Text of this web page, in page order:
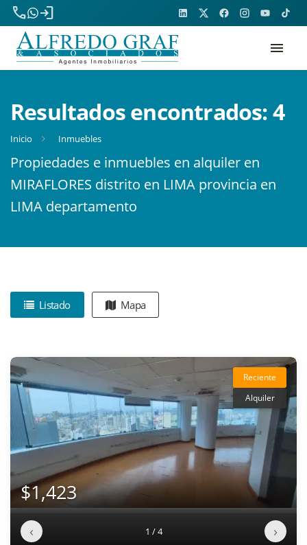
phone
login
menu
Resultados encontrados:4
Inicio Inmuebles
Propiedades e inmuebles en alquiler en
MIRAFLORES distrito en LIMA provincia en
LIMA departamento
Listado Mapa
Reciente
Alquiler
$1,423
‹ 1 / 4 ›